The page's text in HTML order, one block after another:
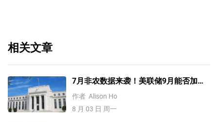
相关文章
7月非农数据来袭！美联储9月能否加
息？黄金、美元行情一触即发
作者 Alison Ho
8 月 03 日 周一